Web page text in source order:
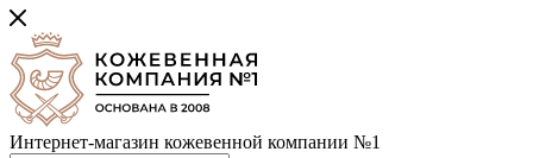
Интернет-магазин кожевенной компании №1